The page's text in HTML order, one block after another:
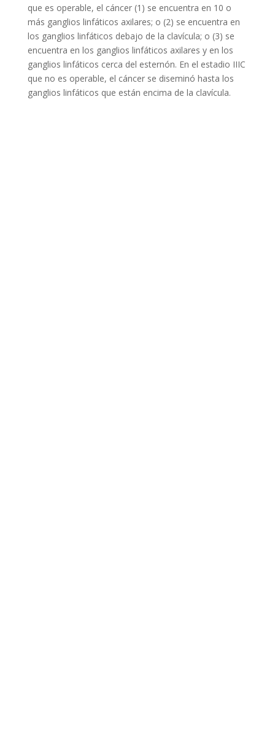
que es operable, el cáncer (1) se encuentra en 10 o
más ganglios linfáticos axilares; o (2) se encuentra en
los ganglios linfáticos debajo de la clavícula; o (3) se
encuentra en los ganglios linfáticos axilares y en los
ganglios linfáticos cerca del esternón. En el estadio IIIC
que no es operable, el cáncer se diseminó hasta los
ganglios linfáticos que están encima de la clavícula.